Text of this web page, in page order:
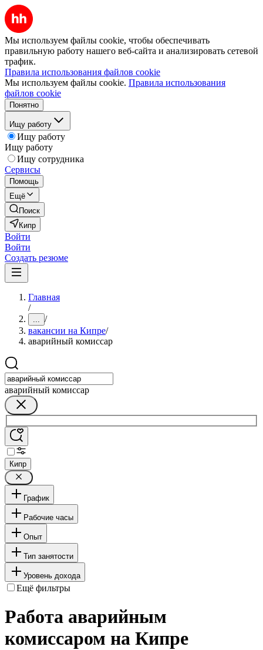
Мы используем файлы cookie, чтобы обеспечивать
правильную работу нашего веб-сайта и анализировать сетевой
трафик.
Правила использования файлов cookie
Мы используем файлы cookie. Правила использования
файлов cookie
Понятно
Ищу работу
Ищу работу
Ищу работу
Ищу сотрудника
Сервисы
Помощь
Ещё
Поиск
Кипр
Войти
Войти
Создать резюме
Главная
/
... /
вакансии на Кипре/
аварийный комиссар
аварийный комиссар
Кипр
График
Рабочие часы
Опыт
Тип занятости
Уровень дохода
Ещё фильтры
Работа аварийным
комиссаром на Кипре